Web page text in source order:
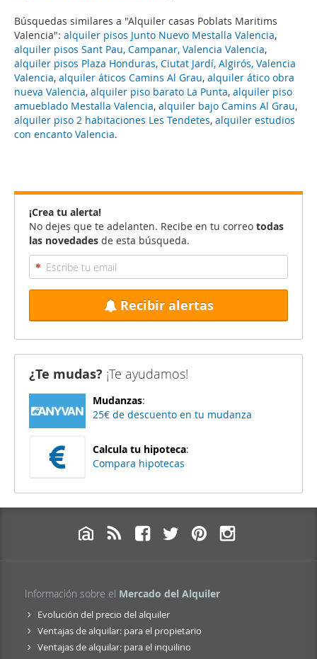
Búsquedas similares a "Alquiler casas Poblats Maritims
Valencia": alquiler pisos Junto Nuevo Mestalla Valencia,
alquiler pisos Sant Pau, Campanar, Valencia Valencia,
alquiler pisos Plaza Honduras, Ciutat Jardí, Algirós, Valencia
Valencia, alquiler áticos Camins Al Grau, alquiler ático obra
nueva Valencia, alquiler piso barato La Punta, alquiler piso
amueblado Mestalla Valencia, alquiler bajo Camins Al Grau,
alquiler piso 2 habitaciones Les Tendetes, alquiler estudios
con encanto Valencia.
¡Crea tu alerta!
No dejes que te adelanten. Recibe en tu correo todas
las novedades de esta búsqueda.
Recibir alertas
¿Te mudas? ¡Te ayudamos!
Mudanzas:
25€ de descuento en tu mudanza
Calcula tu hipoteca:
Compara hipotecas
Información sobre el Mercado del Alquiler
Evolución del precio del alquiler
Ventajas de alquilar: para el propietario
Ventajas de alquilar: para el inquilino